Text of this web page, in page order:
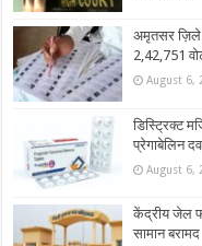
अमृतसर ज़िले
2,42,751
August 6,
डिस्ट्रिक्ट
प्रेगाबेलिन
August 6,
केंद्रीय जेल
सामान बरामद